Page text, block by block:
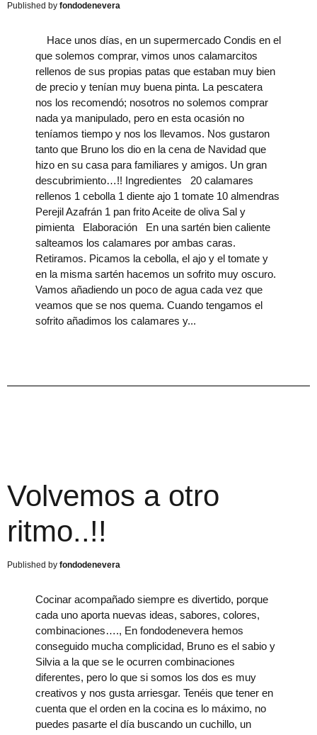
fondodenevera
Hace unos días, en un supermercado Condis en el
que solemos comprar, vimos unos calamarcitos
rellenos de sus propias patas que estaban muy bien
de precio y tenían muy buena pinta. La pescatera
nos los recomendó; nosotros no solemos comprar
nada ya manipulado, pero en esta ocasión no
teníamos tiempo y nos los llevamos. Nos gustaron
tanto que Bruno los dio en la cena de Navidad que
hizo en su casa para familiares y amigos. Un gran
descubrimiento…!! Ingredientes 20 calamares
rellenos 1 cebolla 1 diente ajo 1 tomate 10 almendras
Perejil Azafrán 1 pan frito Aceite de oliva Sal y
pimienta Elaboración En una sartén bien caliente
salteamos los calamares por ambas caras.
Retiramos. Picamos la cebolla, el ajo y el tomate y
en la misma sartén hacemos un sofrito muy oscuro.
Vamos añadiendo un poco de agua cada vez que
veamos que se nos quema. Cuando tengamos el
sofrito añadimos los calamares y
Volvemos a otro
ritmo..!!
fondodenevera
Cocinar acompañado siempre es divertido, porque
cada uno aporta nuevas ideas, sabores, colores,
combinaciones…., En fondodenevera hemos
conseguido mucha complicidad, Bruno es el sabio y
Silvia a la que se le ocurren combinaciones
diferentes, pero lo que si somos los dos es muy
creativos y nos gusta arriesgar. Tenéis que tener en
cuenta que el orden en la cocina es lo máximo, no
puedes pasarte el día buscando un cuchillo, un